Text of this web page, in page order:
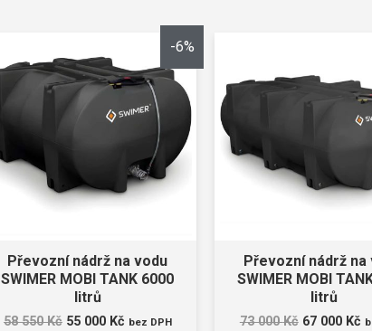
-6%
Převozní nádrž na vodu
SWIMER MOBI TANK 6000
litrů
58 550Kč 55 000 Kč bez DPH
Převozní nádrž na
SWIMER MOBI
litrů
73 000Kč 67 000 Kč